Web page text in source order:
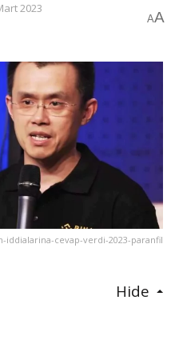
2023
AA
iddialarina-cevap-verdi-2023-paranfil
Hide